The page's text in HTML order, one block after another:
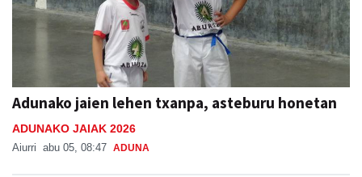
Adunako jaien lehen txanpa, asteburu honetan
ADUNAKO JAIAK 2026
Aiurri abu 05, 08:47 ADUNA